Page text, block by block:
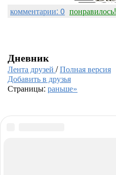
комментарии: 0 понравилось!
Дневник
Лента друзей /Полная версия
Добавить в друзья
Страницы: раньше»